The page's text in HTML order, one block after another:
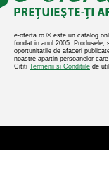
e-oferta.ro ® este un catalog
fondat in anul 2005. Produsele,
oportunitatile de afaceri
noastre apartin persoanelor
Cititi Termenii si Conditiile de